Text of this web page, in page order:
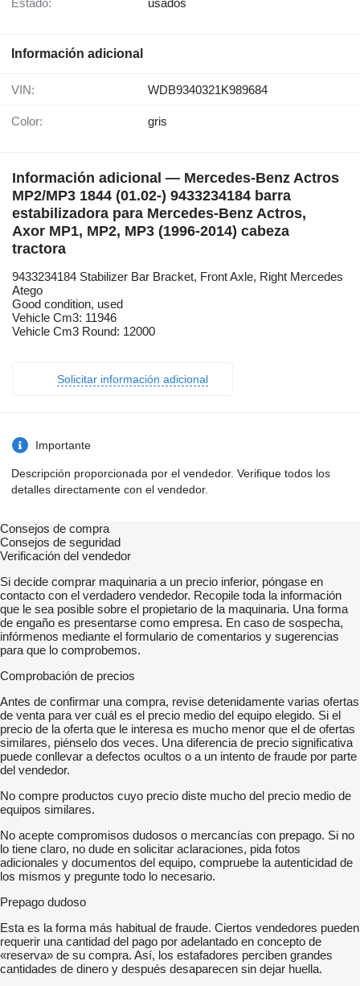
Estado: usados
Información adicional
VIN: WDB9340321K989684
Color: gris
Información adicional — Mercedes-Benz Actros
MP2/MP3 1844 (01.02-) 9433234184 barra
estabilizadora para Mercedes-Benz Actros,
Axor MP1, MP2, MP3 (1996-2014) cabeza
tractora
9433234184 Stabilizer Bar Bracket, Front Axle, Right Mercedes
Atego
Good condition, used
Vehicle Cm3: 11946
Vehicle Cm3 Round: 12000
Solicitar información adicional
Importante
Descripción proporcionada por el vendedor. Verifique todos los
detalles directamente con el vendedor.
Consejos de compra
Consejos de seguridad
Verificación del vendedor
Si decide comprar maquinaria a un precio inferior, póngase en
contacto con el verdadero vendedor. Recopile toda la información
que le sea posible sobre el propietario de la maquinaria. Una forma
de engaño es presentarse como empresa. En caso de sospecha,
infórmenos mediante el formulario de comentarios y sugerencias
para que lo comprobemos.
Comprobación de precios
Antes de confirmar una compra, revise detenidamente varias ofertas
de venta para ver cuál es el precio medio del equipo elegido. Si el
precio de la oferta que le interesa es mucho menor que el de ofertas
similares, piénselo dos veces. Una diferencia de precio significativa
puede conllevar a defectos ocultos o a un intento de fraude por parte
del vendedor.
No compre productos cuyo precio diste mucho del precio medio de
equipos similares.
No acepte compromisos dudosos o mercancías con prepago. Si no
lo tiene claro, no dude en solicitar aclaraciones, pida fotos
adicionales y documentos del equipo, compruebe la autenticidad de
los mismos y pregunte todo lo necesario.
Prepago dudoso
Esta es la forma más habitual de fraude. Ciertos vendedores pueden
requerir una cantidad del pago por adelantado en concepto de
«reserva» de su compra. Así, los estafadores perciben grandes
cantidades de dinero y después desaparecen sin dejar huella.